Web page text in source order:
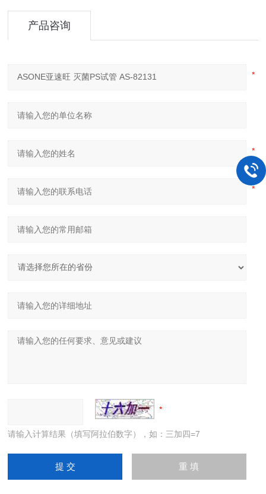
产品咨询
请输入计算结果（填写阿拉伯数字），如：三加四=7